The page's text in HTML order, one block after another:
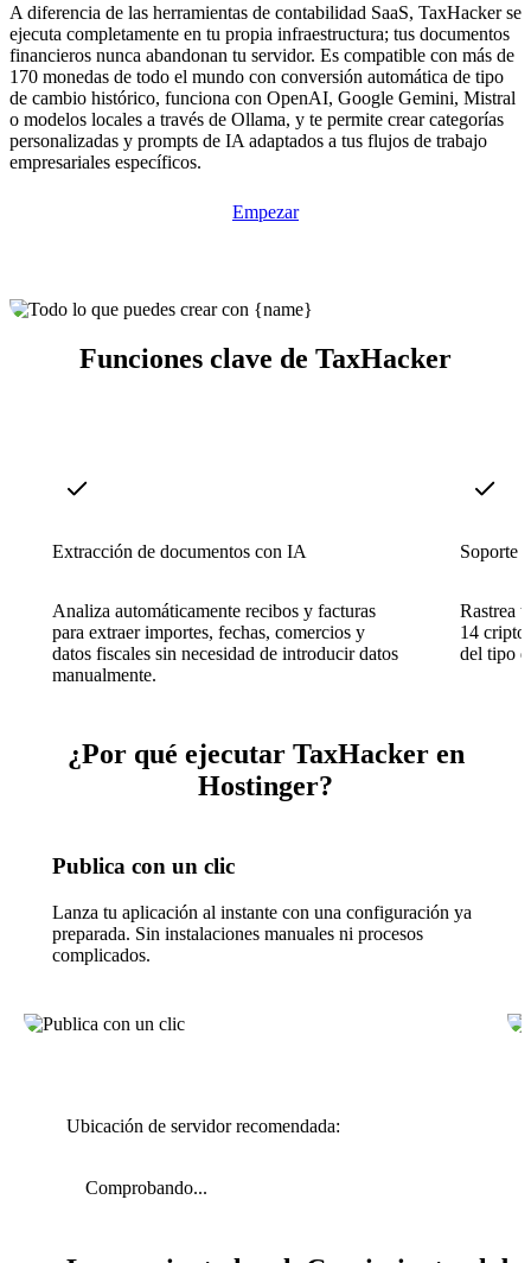
A diferencia de las herramientas de contabilidad SaaS, TaxHacker se
ejecuta completamente en tu propia infraestructura; tus documentos
financieros nunca abandonan tu servidor. Es compatible con más de
170 monedas de todo el mundo con conversión automática de tipo
de cambio histórico, funciona con OpenAI, Google Gemini, Mistral
o modelos locales a través de Ollama, y te permite crear categorías
personalizadas y prompts de IA adaptados a tus flujos de trabajo
empresariales específicos.
Empezar
Funciones clave de TaxHacker
Extracción de documentos con IA
Analiza automáticamente recibos y facturas
para extraer importes, fechas, comercios y
datos fiscales sin necesidad de introducir datos
manualmente.
Soporte
Rastrea
14
del tipo
¿Por qué ejecutar TaxHacker en
Hostinger?
Publica con un clic
Lanza tu aplicación al instante con una configuración ya
preparada. Sin instalaciones manuales ni procesos
complicados.
Ubicación de servidor recomendada:
Comprobando...